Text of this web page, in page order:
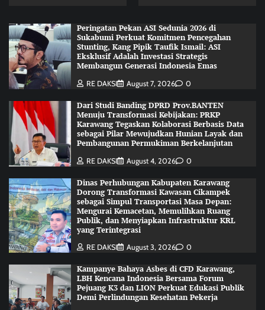
Peringatan Pekan ASI Sedunia 2026 di
Sukabumi Perkuat Komitmen Pencegahan
Stunting, Kang Pipik Taufik Ismail: ASI
Eksklusif Adalah Investasi Strategis
Membangun Generasi Indonesia Emas
RE DAKSI August 7, 2026 0
Dari Studi Banding DPRD Prov.BANTEN
Menuju Transformasi Kebijakan: PRKP
Karawang Tegaskan Kolaborasi Berbasis Data
sebagai Pilar Mewujudkan Hunian Layak dan
Pembangunan Permukiman Berkelanjutan
RE DAKSI August 4, 2026 0
Dinas Perhubungan Kabupaten Karawang
Dorong Transformasi Kawasan Cikampek
sebagai Simpul Transportasi Masa Depan:
Mengurai Kemacetan, Memulihkan Ruang
Publik, dan Menyiapkan Infrastruktur KRL
yang Terintegrasi
RE DAKSI August 3, 2026 0
Kampanye Bahaya Asbes di CFD Karawang,
LBH Kencana Indonesia Bersama Forum
Pejuang K3 dan LION Perkuat Edukasi Publik
Demi Perlindungan Kesehatan Pekerja